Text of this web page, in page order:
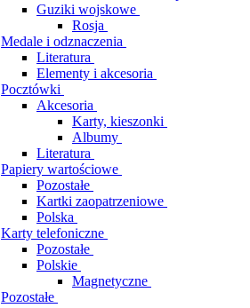
Guziki wojskowe
Rosja
Medale i odznaczenia
Literatura
Elementy i akcesoria
Pocztówki
Akcesoria
Karty, kieszonki
Albumy
Literatura
Papiery wartościowe
Pozostałe
Kartki zaopatrzeniowe
Polska
Karty telefoniczne
Pozostałe
Polskie
Magnetyczne
Pozostałe